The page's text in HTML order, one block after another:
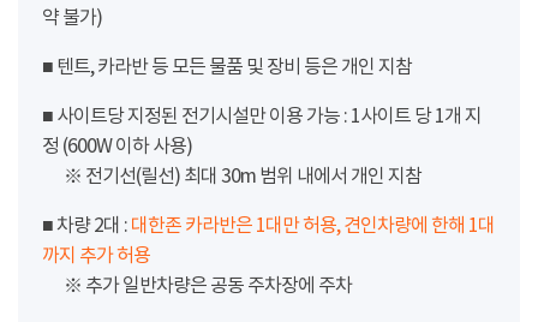
약 불가)
■ 텐트, 카라반 등 모든 물품 및 장비 등은 개인 지참
■ 사이트당 지정된 전기시설만 이용 가능 : 1사이트 당 1개 지
정 (600W 이하 사용)
※ 전기선(릴선) 최대 30m 범위 내에서 개인 지참
■ 차량 2대 : 대한존 카라반은 1대만 허용, 견인차량에 한해 1대
까지 추가 허용
※ 추가 일반차량은 공동 주차장에 주차